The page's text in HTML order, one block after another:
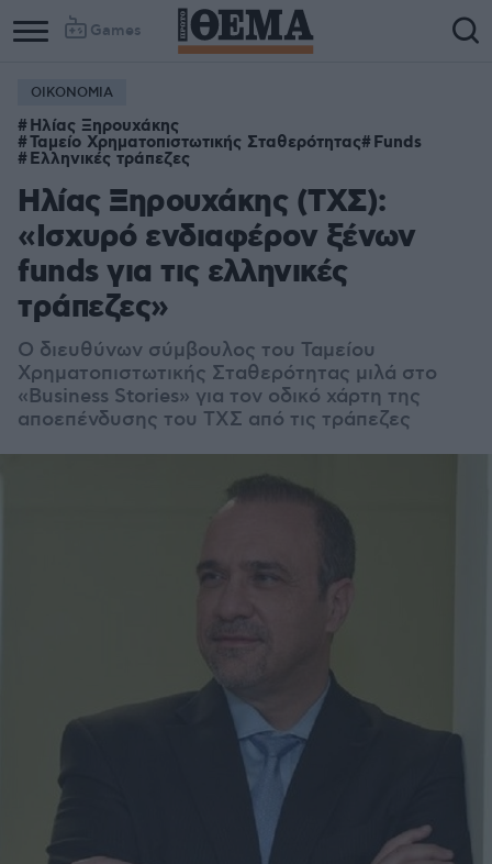
Games
ΟΙΚΟΝΟΜΙΑ
Ηλίας Ξηρουχάκης
Ταμείο Χρηματοπιστωτικής Σταθερότητας Funds
Ελληνικές τράπεζες
Ηλίας Ξηρουχάκης (ΤΧΣ):
«Ισχυρό ενδιαφέρον ξένων
funds για τις ελληνικές
τράπεζες»
Ο διευθύνων σύμβουλος του Ταμείου
Χρηματοπιστωτικής Σταθερότητας μιλά στο
«Business Stories» για τον οδικό χάρτη της
αποεπένδυσης του ΤΧΣ από τις τράπεζες